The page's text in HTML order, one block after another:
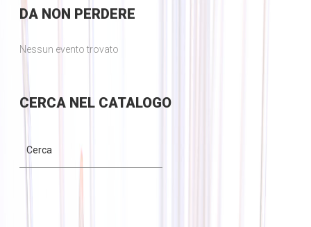
DANON PERDERE
Nessun evento trovato
CERCANEL CATALOGO